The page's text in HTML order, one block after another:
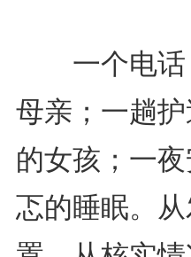
一个电话
母亲；一趟
的女孩；一
忑的睡眠。